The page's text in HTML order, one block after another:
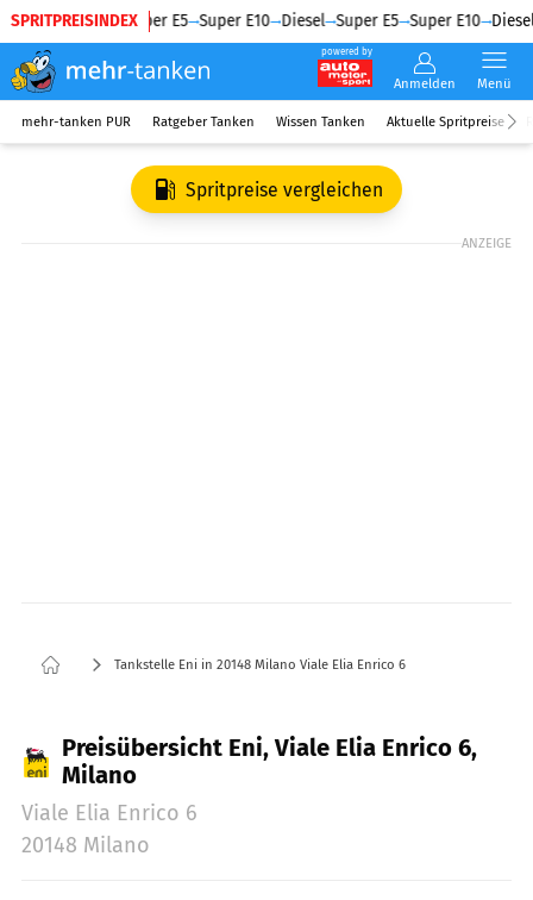
SPRITPREISINDEX
Diesel Super E5 Super E10 Diesel Super E5 Super E10 Diesel
powered by
Anmelden Menü
mehr-tanken PUR Ratgeber Tanken Wissen Tanken Aktuelle Spritpreise
Spritpreise vergleichen
ANZEIGE
Tankstelle Eni in 20148 Milano Viale Elia Enrico 6
Preisübersicht Eni, Viale Elia Enrico 6,
Milano
Viale Elia Enrico 6
20148 Milano